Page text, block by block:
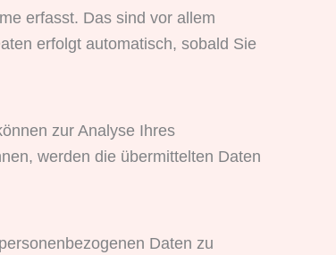
erfasst. Das sind vor allem
erfolgt automatisch, sobald Sie
zur Analyse Ihres
werden die übermittelten Daten
Daten zu